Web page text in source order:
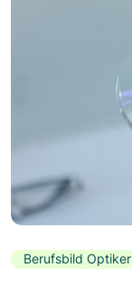
Berufsbild Optiker